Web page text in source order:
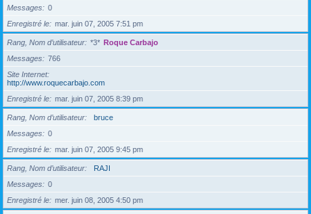
Messages
0
Enregistré le
mar. juin 07, 2005 7:51 pm
Rang, Nom d’utilisateur *3* Roque Carbajo
Messages
766
Site Internet
http://www.roquecarbajo.com
Enregistré le
mar. juin 07, 2005 8:39 pm
Rang, Nom d’utilisateur
bruce
Messages
0
Enregistré le
mar. juin 07, 2005 9:45 pm
Rang, Nom d’utilisateur
RAJI
Messages
0
Enregistré le
mer. juin 08, 2005 4:50 pm